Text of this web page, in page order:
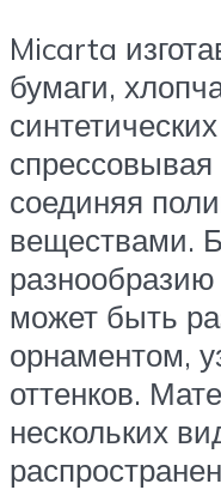
Micarta
бумаги,
соединяя
веществами.
может быть
орнаментом,
оттенков.
нескольких